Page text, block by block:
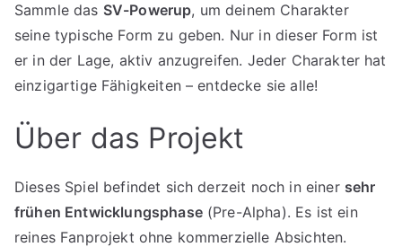
Sammle das SV-Powerup, um deinem Charakter
seine typische Form zu geben. Nur in dieser Form ist
er in der Lage, aktiv anzugreifen. Jeder Charakter hat
einzigartige Fähigkeiten – entdecke sie alle!
Über das Projekt
Dieses Spiel befindet sich derzeit noch in einer sehr
frühen Entwicklungsphase(Pre-Alpha). Es ist ein
reines Fanprojekt ohne kommerzielle Absichten.